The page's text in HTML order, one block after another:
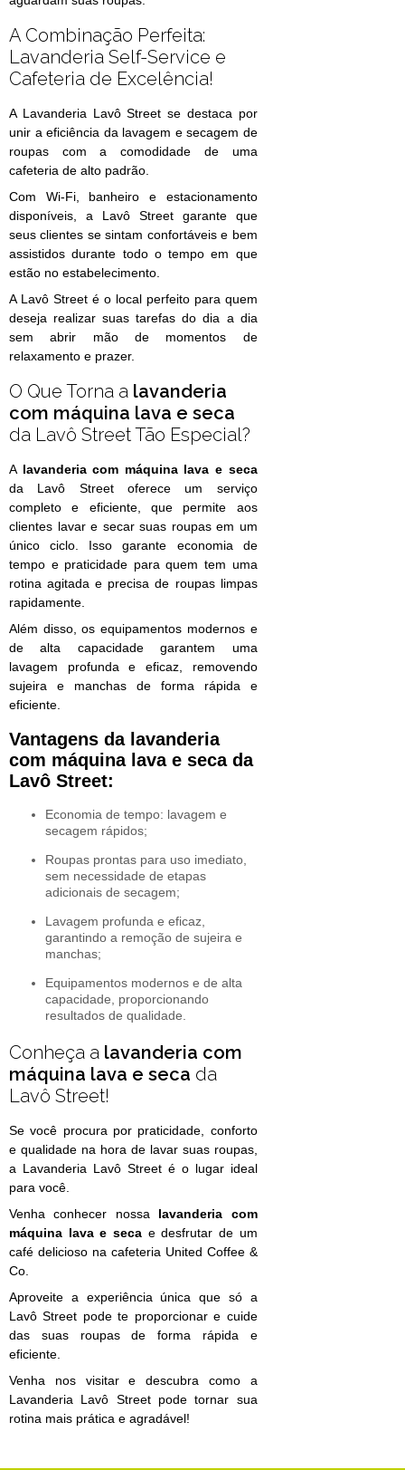
A Combinação Perfeita:
Lavanderia Self-Service e
Cafeteria de Excelência!
A Lavanderia Lavô Street se destaca por
unir a eficiência da lavagem e secagem de
roupas com a comodidade de uma
cafeteria de alto padrão.
Com Wi-Fi, banheiro e estacionamento
disponíveis, a Lavô Street garante que
seus clientes se sintam confortáveis e bem
assistidos durante todo o tempo em que
estão no estabelecimento.
A Lavô Street é o local perfeito para quem
deseja realizar suas tarefas do dia a dia
sem abrir mão de momentos de
relaxamento e prazer.
O Que Torna a lavanderia
com máquina lava e seca
da Lavô Street Tão Especial?
A lavanderia com máquina lava e seca
da Lavô Street oferece um serviço
completo e eficiente, que permite aos
clientes lavar e secar suas roupas em um
único ciclo. Isso garante economia de
tempo e praticidade para quem tem uma
rotina agitada e precisa de roupas limpas
rapidamente.
Além disso, os equipamentos modernos e
de alta capacidade garantem uma
lavagem profunda e eficaz, removendo
sujeira e manchas de forma rápida e
eficiente.
Vantagens da lavanderia
com máquina lava e secada
Lavô Street:
Economia de tempo: lavagem e
secagem rápidos;
Roupas prontas para uso imediato,
sem necessidade de etapas
adicionais de secagem;
Lavagem profunda e eficaz,
garantindo a remoção de sujeira e
manchas;
Equipamentos modernos e de alta
capacidade, proporcionando
resultados de qualidade.
Conheça a lavanderia com
máquina lava e seca da
Lavô Street!
Se você procura por praticidade, conforto
e qualidade na hora de lavar suas roupas,
a Lavanderia Lavô Street é o lugar ideal
para você.
Venha conhecer nossa lavanderia com
máquina lava e secae desfrutar de um
café delicioso na cafeteria United Coffee &
Co.
Aproveite a experiência única que só a
Lavô Street pode te proporcionar e cuide
das suas roupas de forma rápida e
eficiente.
Venha nos visitar e descubra como a
Lavanderia Lavô Street pode tornar sua
rotina mais prática e agradável!